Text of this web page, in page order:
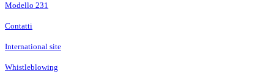
Modello 231
Contatti
International site
Whistleblowing